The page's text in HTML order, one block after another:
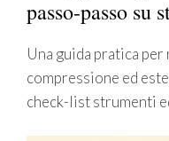
passo-passo su
Una guida pratica
compressione ed
check-list strumenti